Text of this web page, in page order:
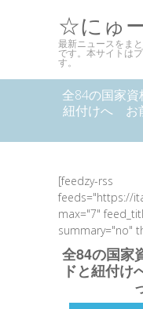
☆にゅ
最新ニュースをま
です。本サイトは
す。
全84の国家資
紐付けへ お
[feedzy-rss
feeds="https://
max="7"
summary="no"
全84の国家
ドと紐付